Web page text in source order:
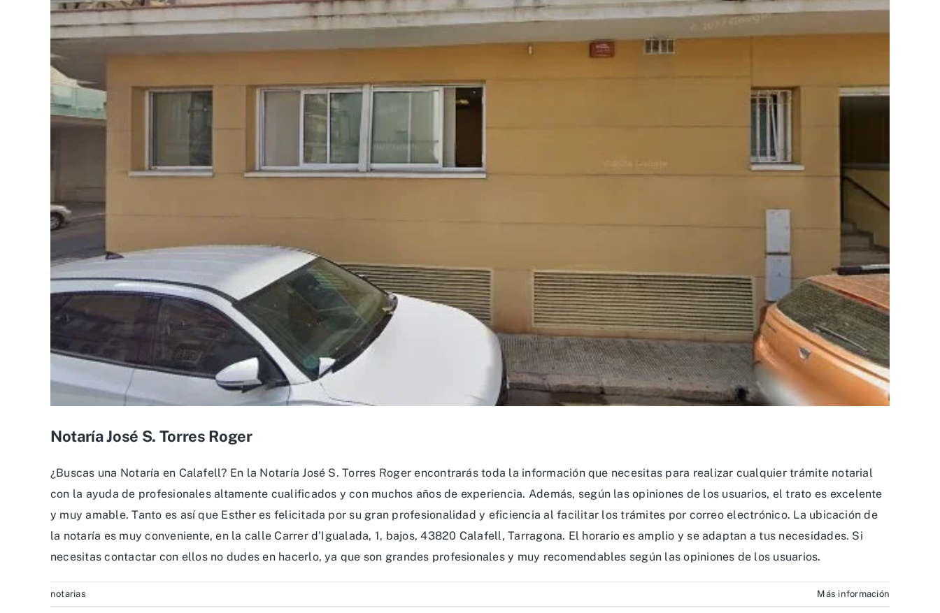
Notaría José S. Torres Roger
¿Buscas una Notaría en Calafell? En la Notaría José S. Torres Roger encontrarás toda la información que necesitas para realizar cualquier trámite notarial
con la ayuda de profesionales altamente cualificados y con muchos años de experiencia. Además, según las opiniones de los usuarios, el trato es excelente
y muy amable. Tanto es así que Esther es felicitada por su gran profesionalidad y eficiencia al facilitar los trámites por correo electrónico. La ubicación de
la notaría es muy conveniente, en la calle Carrer d'Igualada, 1, bajos, 43820 Calafell, Tarragona. El horario es amplio y se adaptan a tus necesidades. Si
necesitas contactar con ellos no dudes en hacerlo, ya que son grandes profesionales y muy recomendables según las opiniones de los usuarios.
notarias Más información